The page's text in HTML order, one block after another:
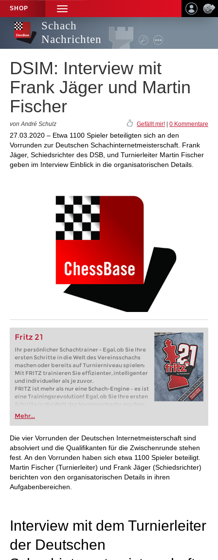
SHOP
TOGGLE
NAVIGATION
Schach
Nachrichten
DSIM: Interview mit
Frank Jäger und Martin
Fischer
von André Schulz Gefällt mir! 0 Kommentare
27.03.2020 – Etwa 1100 Spieler beteiligten sich an den
Vorrunden zur Deutschen Schachinternetmeisterschaft. Frank
Jäger, Schiedsrichter des DSB, und Turnierleiter Martin Fischer
geben im Interview Einblick in die organisatorischen Details.
Fritz 21
Ihr persönlicher Schachtrainer - Egal, ob Sie Ihre
ersten Schritte in die Welt des Vereinsschachs
machen oder bereits auf Turnierniveau spielen:
Mit FRITZ trainieren Sie effizienter, intelligenter
und individueller als je zuvor.
FRITZ ist mehr als nur eine Schach-Engine – es ist
eine Trainingsrevolution! Egal, ob Sie Ihre ersten
Schritte in die Welt des Vereinsschachs machen
oder bereits auf Turnierniveau spielen: Mit
FRITZ trainieren Sie effizienter, intelligenter und
individueller als je zuvor.
Mehr...
Die vier Vorrunden der Deutschen Internetmeisterschaft sind
absolviert und die Qualifikanten für die Zwischenrunde stehen
fest. An den Vorrunden haben sich etwa 1100 Spieler beteiligt.
Martin Fischer (Turnierleiter) und Frank Jäger (Schiedsrichter)
berichten von den organisatorischen Details in ihren
Aufgabenbereichen.
Interview mit dem Turnierleiter
der Deutschen